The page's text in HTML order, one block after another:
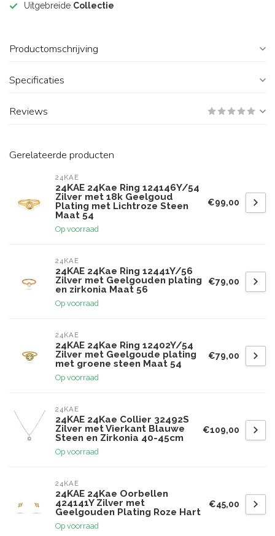
Uitgebreide Collectie
Productomschrijving
Specificaties
Reviews
Gerelateerde producten
24KAE
24KAE 24Kae Ring 124146Y/54
Zilver met 18k Geelgoud
Plating met Lichtroze Steen
Maat 54
Op voorraad
€99,00
24KAE
24KAE 24Kae Ring 12441Y/56
Zilver met Geelgouden plating
en zirkonia Maat 56
Op voorraad
€79,00
24KAE
24KAE 24Kae Ring 12402Y/54
Zilver met Geelgoude plating
met groene steen Maat 54
Op voorraad
€79,00
24KAE
24KAE 24Kae Collier 32492S
Zilver met Vierkant Blauwe
Steen en Zirkonia 40-45cm
Op voorraad
€109,00
24KAE
24KAE 24Kae Oorbellen
424141Y Zilver met
Geelgouden Plating Roze Hart
Op voorraad
€45,00